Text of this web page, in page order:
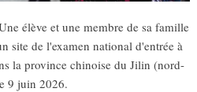
élève et une membre de sa famille
site de l'examen national d'entrée à
la province chinoise du Jilin (nord-
9 juin 2026.